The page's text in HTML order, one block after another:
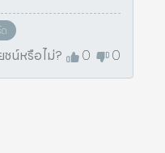
ชน์หรือไม่? 0 0